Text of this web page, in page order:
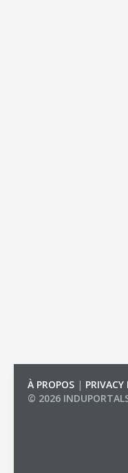
À PROPOS | PRIVACY
© 2026